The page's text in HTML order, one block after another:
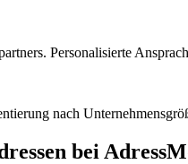
Personalisierte
nach
bei